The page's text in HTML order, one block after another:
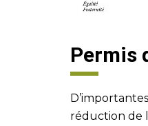
Permis
réduction de